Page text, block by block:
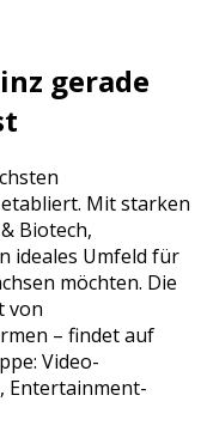
gerade
etabliert. Mit starken
Biotech,
ideales Umfeld für
möchten. Die
von
– findet auf
Video-
Entertainment-